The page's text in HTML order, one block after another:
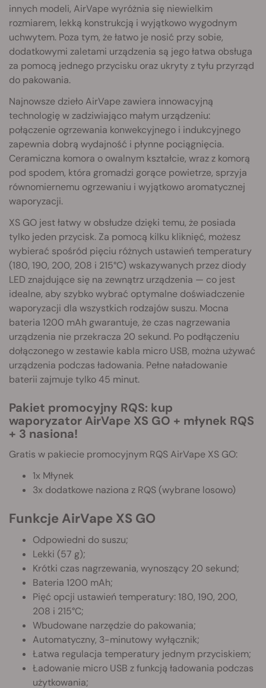
innych modeli, AirVape wyróżnia się niewielkim
rozmiarem, lekką konstrukcją i wyjątkowo wygodnym
uchwytem. Poza tym, że łatwo je nosić przy sobie,
dodatkowymi zaletami urządzenia są jego łatwa obsługa
za pomocą jednego przycisku oraz ukryty z tyłu przyrząd
do pakowania.
Najnowsze dzieło AirVape zawiera innowacyjną
technologię w zadziwiająco małym urządzeniu:
połączenie ogrzewania konwekcyjnego i indukcyjnego
zapewnia dobrą wydajność i płynne pociągnięcia.
Ceramiczna komora o owalnym kształcie, wraz z komorą
pod spodem, która gromadzi gorące powietrze, sprzyja
równomiernemu ogrzewaniu i wyjątkowo aromatycznej
waporyzacji.
XS GO jest łatwy w obsłudze dzięki temu, że posiada
tylko jeden przycisk. Za pomocą kilku kliknięć, możesz
wybierać spośród pięciu różnych ustawień temperatury
(180, 190, 200, 208 i 215°C) wskazywanych przez diody
LED znajdujące się na zewnątrz urządzenia — co jest
idealne, aby szybko wybrać optymalne doświadczenie
waporyzacji dla wszystkich rodzajów suszu. Mocna
bateria 1200 mAh gwarantuje, że czas nagrzewania
urządzenia nie przekracza 20 sekund. Po podłączeniu
dołączonego w zestawie kabla micro USB, można używać
urządzenia podczas ładowania. Pełne naładowanie
baterii zajmuje tylko 45 minut.
Pakiet promocyjny RQS: kup
waporyzator AirVape XS GO + młynek RQS
+ 3 nasiona!
Gratis w pakiecie promocyjnym RQS AirVape XS GO:
1x Młynek
3x dodatkowe naziona z RQS (wybrane losowo)
Funkcje AirVape XS GO
Odpowiedni do suszu;
Lekki (57 g);
Krótki czas nagrzewania, wynoszący 20 sekund;
Bateria 1200 mAh;
Pięć opcji ustawień temperatury: 180, 190, 200,
208 i 215°C;
Wbudowane narzędzie do pakowania;
Automatyczny, 3-minutowy wyłącznik;
Łatwa regulacja temperatury jednym przyciskiem;
Ładowanie micro USB z funkcją ładowania podczas
użytkowania;